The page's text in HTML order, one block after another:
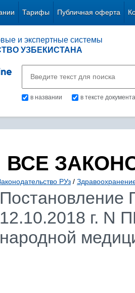
Тарифы Публичная оферта
и экспертные системы
УЗБЕКИСТАНА
в названии в тексте документа
ВСЕ
РУз /
Постановление
12.10.2018 г. N
народной